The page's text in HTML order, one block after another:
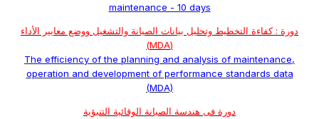
maintenance - 10 days
دورة : كفاءة التخطيط وتحليل بيانات الصيانة والتشغيل ووضع معايير الأداء
The efficiency of the planning and analysis of maintenance,
operation and development of performance standards data
(MDA)
دورة فى هندسة الصيانة الوقائية التنبؤية